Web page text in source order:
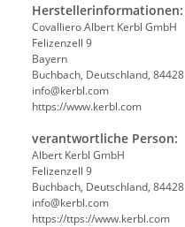
Herstellerinformationen:
Covalliero Albert Kerbl GmbH
Felizenzell 9
Bayern
Buchbach, Deutschland, 84428
info@kerbl.com
https://www.kerbl.com
verantwortliche Person:
Albert Kerbl GmbH
Felizenzell 9
Buchbach, Deutschland, 84428
info@kerbl.com
https://ttps://www.kerbl.com